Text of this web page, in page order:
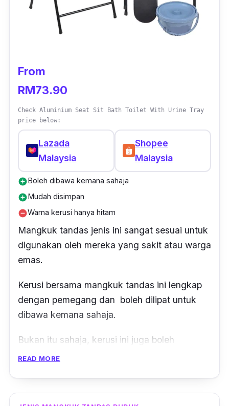
penggunanya.
From
RM73.90
Check Aluminium Seat Sit Bath Toilet With Urine Tray
price below:
Lazada
Malaysia
Shopee
Malaysia
add_circleBoleh dibawa kemana sahaja
add_circleMudah disimpan
remove_circleWarna kerusi hanya hitam
Mangkuk tandas jenis ini sangat sesuai untuk
digunakan oleh mereka yang sakit atau warga
emas.
Kerusi bersama mangkuk tandas ini lengkap
dengan pemegang dan boleh dilipat untuk
dibawa kemana sahaja.
Bukan itu sahaja, kerusi ini juga boleh
berpusing kesemua arah mengikut kemahuan
READ MORE